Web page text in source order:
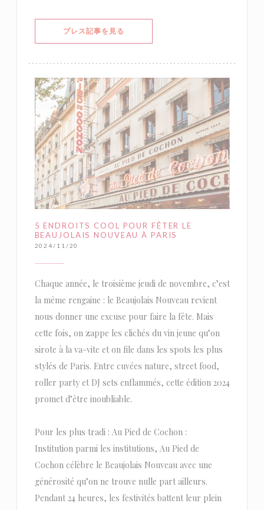
プレス記事を見る
5 ENDROITS COOL POUR FÊTER LE
BEAUJOLAIS NOUVEAU À PARIS
2024/11/20
Chaque année, le troisième jeudi de novembre, c’est
la même rengaine : le Beaujolais Nouveau revient
nous donner une excuse pour faire la fête. Mais
cette fois, on zappe les clichés du vin jeune qu’on
sirote à la va-vite et on file dans les spots les plus
stylés de Paris. Entre cuvées nature, street food,
roller party et DJ sets enflammés, cette édition 2024
promet d’être inoubliable.
Pour les plus tradi : Au Pied de Cochon :
Institution parmi les institutions, Au Pied de
Cochon célèbre le Beaujolais Nouveau avec une
générosité qu’on ne trouve nulle part ailleurs.
Pendant 24 heures, les festivités battent leur plein